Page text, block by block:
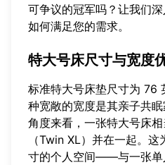
可争议的冠军吗？让我们
如何满足您的需求。
特大号床尺寸与宽度
标准特大号床垫尺寸为 76
种宽敞的宽度是其亲子共
角度来看，一张特大号床
（Twin XL）并在一起。
寸的个人空间——与一张单